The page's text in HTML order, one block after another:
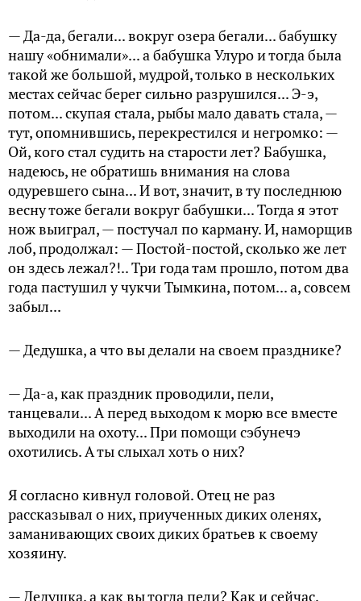
— Да-да, бегали... вокруг озера бегали... бабушку
нашу «обнимали»... а бабушка Улуро и тогда была
такой же большой, мудрой, только в нескольких
местах сейчас берег сильно разрушился... Э-э,
потом... скупая стала, рыбы мало давать стала, —
тут, опомнившись, перекрестился и негромко: —
Ой, кого стал судить на старости лет? Бабушка,
надеюсь, не обратишь внимания на слова
одуревшего сына... И вот, значит, в ту последнюю
весну тоже бегали вокруг бабушки... Тогда я этот
нож выиграл, — постучал по карману. И, наморщив
лоб, продолжал: — Постой-постой, сколько же лет
он здесь лежал?!.. Три года там прошло, потом два
года пастушил у чукчи Тымкина, потом... а, совсем
забыл...
— Дедушка, а что вы делали на своем празднике?
— Да-а, как праздник проводили, пели,
танцевали... А перед выходом к морю все вместе
выходили на охоту... При помощи сэбунечэ
охотились. А ты слыхал хоть о них?
Я согласно кивнул головой. Отец не раз
рассказывал о них, приученных диких оленях,
заманивающих своих диких братьев к своему
хозяину.
— Дедушка, а как вы тогда пели? Как и сейчас,